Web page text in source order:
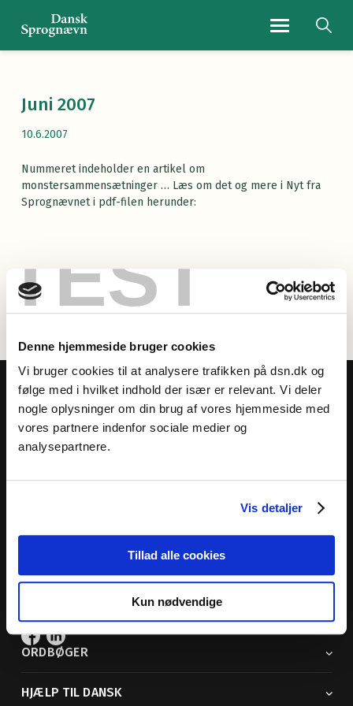
TEST
Denne hjemmeside bruger cookies
Vi bruger cookies til at analysere trafikken på dsn.dk og
følge med i hvilket indhold der især er relevant. Vi deler
nogle oplysninger om din brug af vores hjemmeside med
vores partnere indenfor sociale medier og
analysepartnere.
Vis detaljer
Tillad alle cookies
Kun nødvendige
Navigationsmenu
Juni 2007
10.6.2007
Nummeret indeholder en artikel om
monstersammensætninger … Læs om det og mere i Nyt fra
Sprognævnet i pdf-filen herunder:
Læs Nyt fra Sprognævnet her(pdf)
Adelgade 119 B
Sproglige spørgsmål:33 74 74 74
Andre henvendelser:33 74 74 00· adm@dsn.dk
Vi findes også på sociale medier
ORDBØGER
HJÆLP TIL DANSK